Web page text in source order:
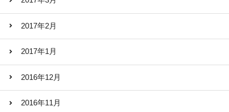
2017年2月
2017年1月
2016年12月
2016年11月